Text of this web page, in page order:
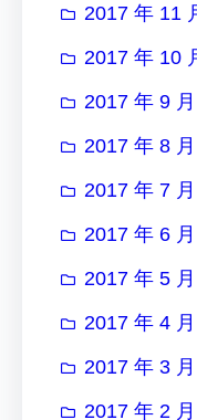
2017 年 11
2017 年 10
2017 年 9 月
2017 年 8 月
2017 年 7 月
2017 年 6 月
2017 年 5 月
2017 年 4 月
2017 年 3 月
2017 年 2 月